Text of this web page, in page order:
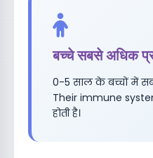
बच्चे सबसे अधिक
0-5 साल के बच्चों में
Their immune
होती है।